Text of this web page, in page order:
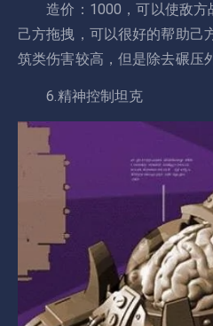
造价：1000，可以使敌方
己方拖拽，可以很好的帮助己
筑类伤害较高，但是除去碾压
6.精神控制坦克